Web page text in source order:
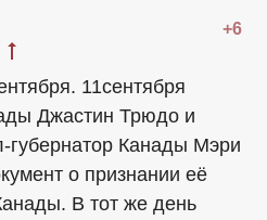
+6
11сентября
Джастин Трюдо и
губернатор Канады Мэри
о признании её
В тот же день